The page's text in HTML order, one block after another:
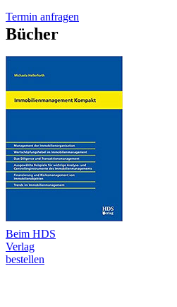
Termin anfragen
Bücher
Beim HDS
Verlag
bestellen